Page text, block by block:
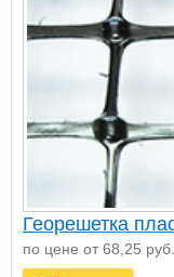
Георешетка
по цене от 68,25